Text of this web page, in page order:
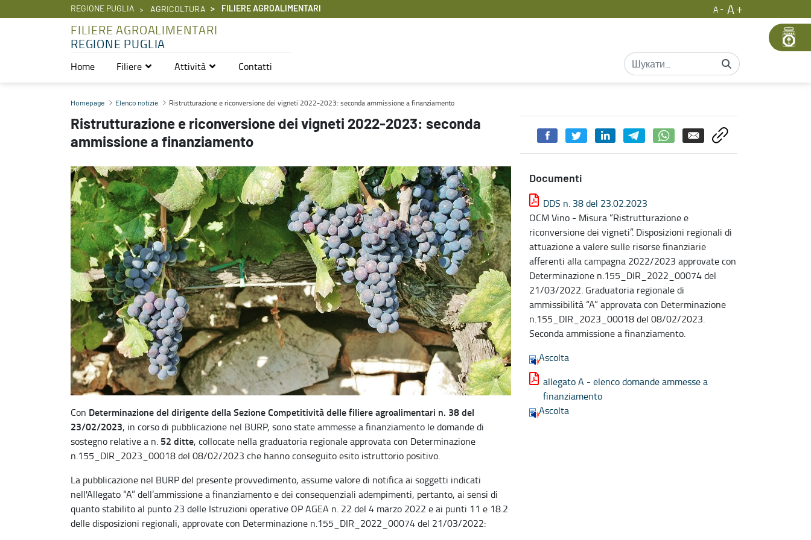
REGIONE PUGLIA AGRICOLTURA FILIERE AGROALIMENTARI A
A
FILIERE AGROALIMENTARI
REGIONE PUGLIA
Home Filiere Attività Contatti
Ristrutturazione e riconversione dei vigneti 2022-2023: seconda ammissione a finanziamento - Filiere Agroalimentari
Homepage Elenco notizie Ristrutturazione e riconversione dei vigneti 2022-2023: seconda ammissione a finanziamento
Ristrutturazione e riconversione dei vigneti 2022-2023: seconda
ammissione a finanziamento
Con Determinazione del dirigente della Sezione Competitività delle filiere agroalimentari n. 38 del
23/02/2023, in corso di pubblicazione nel BURP, sono state ammesse a finanziamento le domande di
sostegno relative a n. 52 ditte, collocate nella graduatoria regionale approvata con Determinazione
n.155_DIR_2023_00018 del 08/02/2023 che hanno conseguito esito istruttorio positivo.
La pubblicazione nel BURP del presente provvedimento, assume valore di notifica ai soggetti indicati
nell'Allegato “A” dell’ammissione a finanziamento e dei consequenziali adempimenti, pertanto, ai sensi di
quanto stabilito al punto 23 delle Istruzioni operative OP AGEA n. 22 del 4 marzo 2022 e ai punti 11 e 18.2
delle disposizioni regionali, approvate con Determinazione n.155_DIR_2022_00074 del 21/03/2022:
Documenti
DDS n. 38 del 23.02.2023
OCM Vino - Misura “Ristrutturazione e
riconversione dei vigneti”. Disposizioni regionali di
attuazione a valere sulle risorse finanziarie
afferenti alla campagna 2022/2023 approvate con
Determinazione n.155_DIR_2022_00074 del
21/03/2022. Graduatoria regionale di
ammissibilità “A” approvata con Determinazione
n.155_DIR_2023_00018 del 08/02/2023.
Seconda ammissione a finanziamento.
Ascolta
allegato A - elenco domande ammesse a
finanziamento
Ascolta